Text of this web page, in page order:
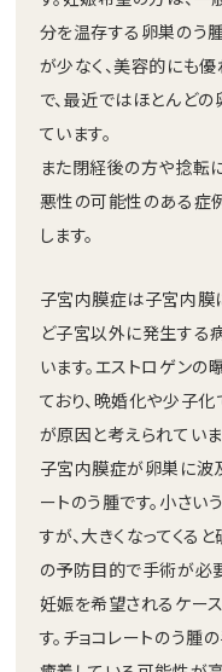
分を温存する卵巣のう
が少なく、美容的にも
で、最近ではほとんど
ています。
また閉経後の方や捻転
悪性の可能性のある症
します。
子宮内膜症は子宮内膜
ど子宮以外に発生する
います。エストロゲン
ており、晩婚化や少子
が原因と考えられていま
子宮内膜症が卵巣に波
ートのう腫です。小さ
すが、大きくなってくる
の予防目的で手術が必
妊娠を希望されるケー
す。チョコレートのう